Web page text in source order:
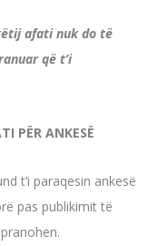
afati nuk do të
që t’i
PËR ANKESË
t’i paraqesin ankesë
pas publikimit të